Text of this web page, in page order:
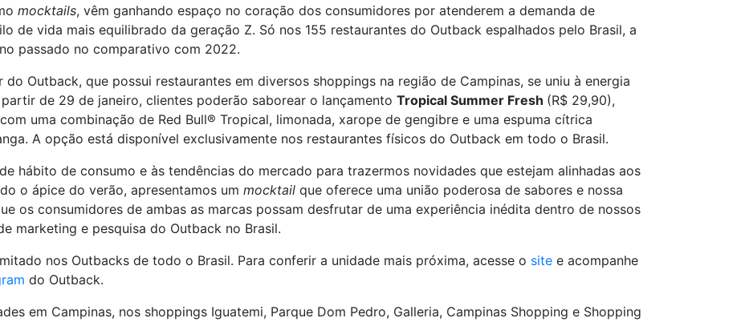
mocktails, vêm ganhando espaço no coração dos consumidores por atenderem a demanda de
de vida mais equilibrado da geração Z. Só nos 155 restaurantes do Outback espalhados pelo Brasil, a
passado no comparativo com 2022.
Outback, que possui restaurantes em diversos shoppings na região de Campinas, se uniu à energia
de 29 de janeiro, clientes poderão saborear o lançamento Tropical Summer Fresh (R$ 29,90),
uma combinação de Red Bull® Tropical, limonada, xarope de gengibre e uma espuma cítrica
A opção está disponível exclusivamente nos restaurantes físicos do Outback em todo o Brasil.
hábito de consumo e às tendências do mercado para trazermos novidades que estejam alinhadas aos
o ápice do verão, apresentamos um mocktail que oferece uma união poderosa de sabores e nossa
os consumidores de ambas as marcas possam desfrutar de uma experiência inédita dentro de nossos
marketing e pesquisa do Outback no Brasil.
nos Outbacks de todo o Brasil. Para conferir a unidade mais próxima, acesse o site e acompanhe
do Outback.
em Campinas, nos shoppings Iguatemi, Parque Dom Pedro, Galleria, Campinas Shopping e Shopping